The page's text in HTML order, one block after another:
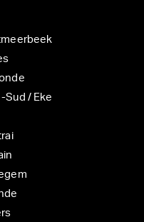
Sud / Eke